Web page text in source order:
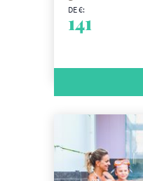
DE €:
141